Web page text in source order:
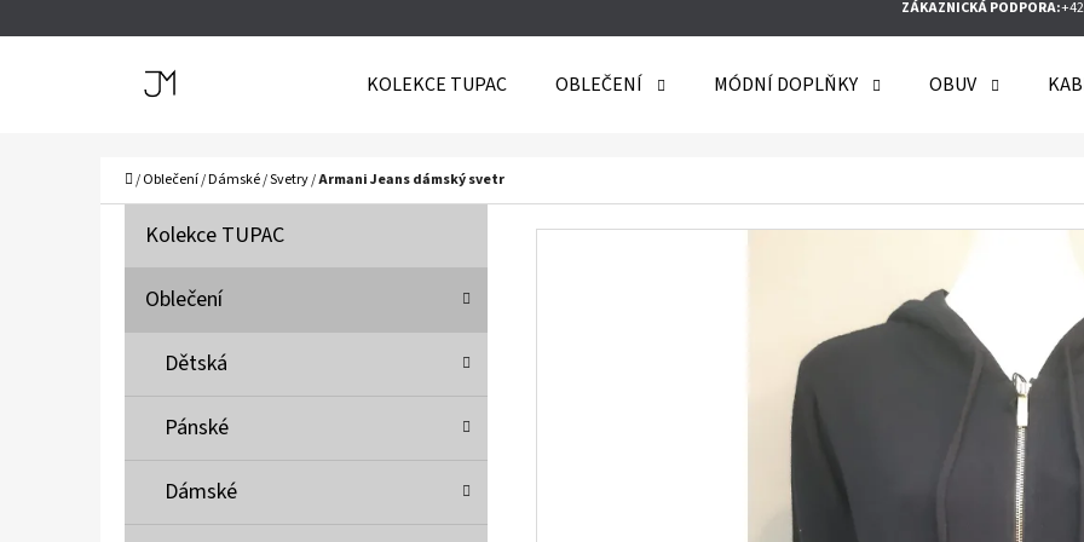
ZÁKAZNICKÁ PODPORA:
KOLEKCE TUPAC OBLEČENÍ MÓDNÍ DOPLŇKY OBUV
Domů
/Oblečení/Dámské/Svetry/Armani Jeans dámský svetr
Přeskočit
K Kolekce TUPAC
Oblečení
Dětská
Pánské
Dámské
DOPORUČUJEME